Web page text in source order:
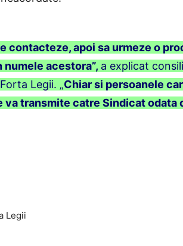
contacteze, apoi sa urmeze o
acestora”, a explicat
Legii. „Chiarsi persoanele
va transmite catre Sindicat
Legii